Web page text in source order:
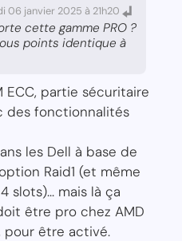
06 janvier 2025 à 21h20
cette gamme PRO ?
points identique à
partie sécuritaire
des fonctionnalités
les Dell à base de
Raid1 (et même
slots)... mais là ça
être pro chez AMD
pour être activé.